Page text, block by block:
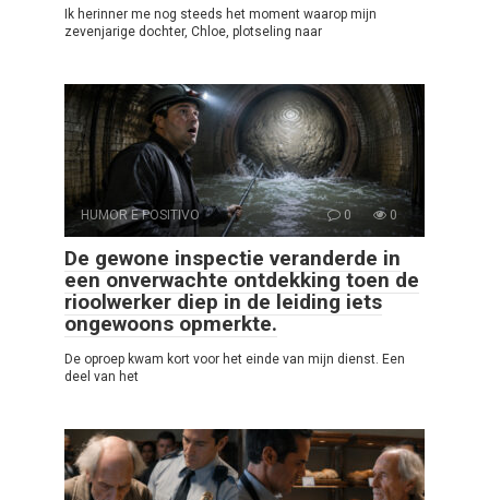
Ik herinner me nog steeds het moment waarop mijn
zevenjarige dochter, Chloe, plotseling naar
HUMOR E POSITIVO 0 0
De gewone inspectie veranderde in
een onverwachte ontdekking toen de
rioolwerker diep in de leiding iets
ongewoons opmerkte.
De oproep kwam kort voor het einde van mijn dienst. Een
deel van het